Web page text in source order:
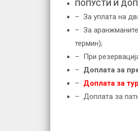
ПОПУСТИ И
– За уплата на
– За
термин);
– При
– Доплата за
– Доплата за
– Доплата за